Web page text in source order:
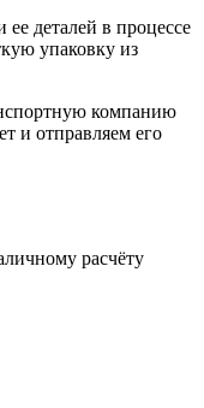
деталей в процессе
упаковку из
компанию
и отправляем его
расчёту